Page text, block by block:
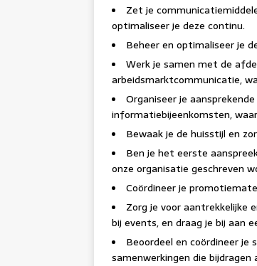
Zet je
optimaliseer je deze continu.
Beheer en optimaliseer je
Werk je samen met de
arbeidsmarktcommunicatie,
Organiseer je
informatiebijeenkomsten,
Bewaak je de huisstijl en
Ben je het eerste
onze organisatie geschreven
Coördineer je
Zorg je voor aantrekkelijke
bij events, en draag je bij aan
Beoordeel en coördineer je
samenwerkingen die bijdragen